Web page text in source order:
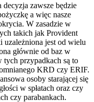
zawsze będzie
a więc nasze
W zasadzie w
takich jak Provident
uzależniona jest od wielu
głównie od baz w
tych przypadkach są to
KRD czy ERIF.
osoby starającej się
w spłatach oraz czy
czy parabankach.